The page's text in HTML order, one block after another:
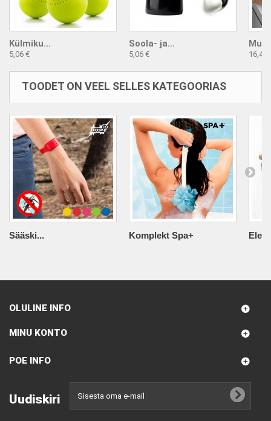
Külmiku...
5,06 €
Soola- ja...
5,06 € 16,43
TOODET ON VEEL SELLES KATEGOORIAS
Sääski... Komplekt Spa+
OLULINE INFO
MINU KONTO
POE INFO
Uudiskiri